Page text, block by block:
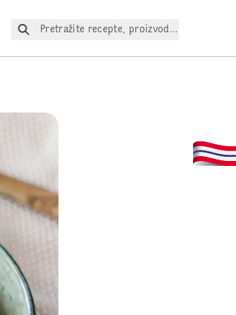
Pretražite recepte, proizvode itd.